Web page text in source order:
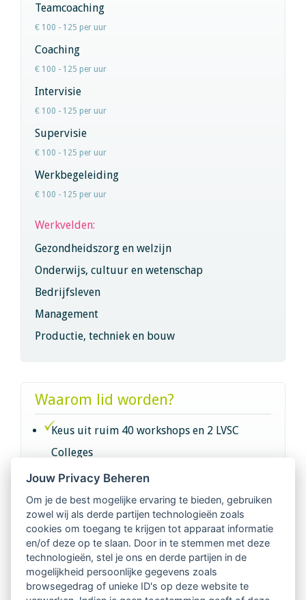
Teamcoaching
€ 100 - 125 per uur
Coaching
€ 100 - 125 per uur
Intervisie
€ 100 - 125 per uur
Supervisie
€ 100 - 125 per uur
Werkbegeleiding
€ 100 - 125 per uur
Werkvelden:
Gezondheidszorg en welzijn
Onderwijs, cultuur en wetenschap
Bedrijfsleven
Management
Productie, techniek en bouw
Waarom lid worden?
Keus uit ruim 40 workshops en 2 LVSC
Colleges
Intervisie met geregistreerde vakgenoten
Netwerk van 2100 professionals in 14
regio's
Vindbaar voor opdrachtgevers
Jouw Privacy Beheren
Om je de best mogelijke ervaring te bieden, gebruiken
zowel wij als derde partijen technologieën zoals
cookies om toegang te krijgen tot apparaat informatie
en/of deze op te slaan. Door in te stemmen met deze
technologieën, stel je ons en derde partijen in de
mogelijkheid persoonlijke gegevens zoals
browsegedrag of unieke ID's op deze website te